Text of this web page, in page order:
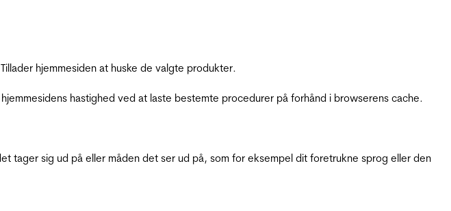
hjemmesiden at huske de valgte produkter.
hastighed ved at laste bestemte procedurer på forhånd i browserens cache.
sig ud på eller måden det ser ud på, som for eksempel dit foretrukne sprog eller den